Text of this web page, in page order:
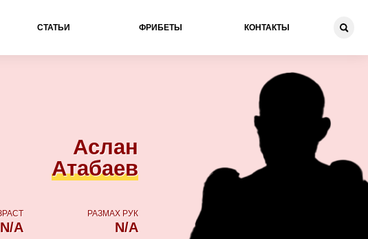
СТАТЬИ ФРИБЕТЫ КОНТАКТЫ
Аслан
Атабаев
N/A
РАЗМАХ РУК
N/A